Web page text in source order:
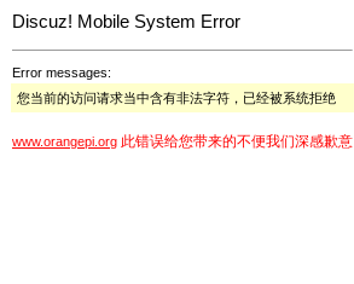
Discuz! Mobile System Error
Error messages:
您当前的访问请求当中含有非法字符，已经被系统拒绝
www.orangepi.org 此错误给您带来的不便我们深感歉意